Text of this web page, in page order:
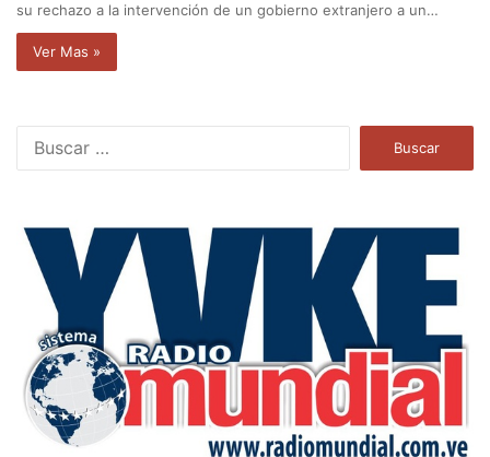
su rechazo a la intervención de un gobierno extranjero a un…
Ver Mas »
a